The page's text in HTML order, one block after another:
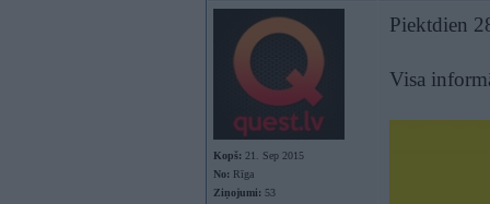
Kopš: 21. Sep 2015
No: Rīga
Ziņojumi: 53
Piektdien
Visa